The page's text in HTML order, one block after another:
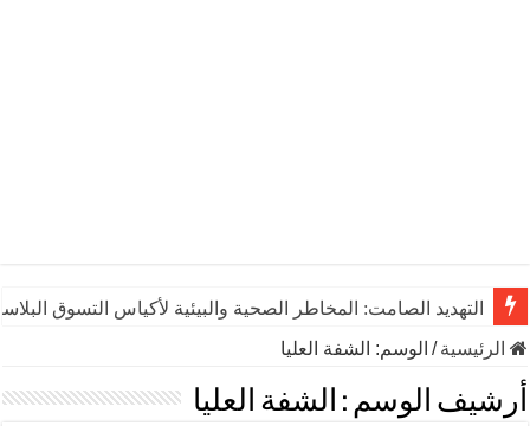
التهديد الصامت: المخاطر الصحية والبيئية لأكياس التسوق
الرئيسية/ الوسم: الشفة العليا
أرشيف الوسم : الشفة العليا